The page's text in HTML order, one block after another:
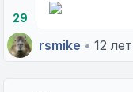
29
rsmike • 12